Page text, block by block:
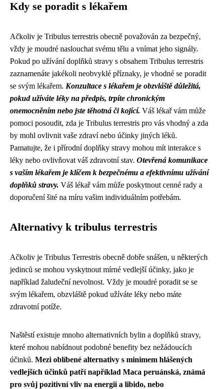
Kdy se poradit s lékařem
Ačkoliv je Tribulus terrestris obecně považován za bezpečný,
vždy je moudré naslouchat svému tělu a vnímat jeho signály.
Pokud po užívání doplňků stravy s obsahem Tribulus terrestris
zaznamenáte jakékoli neobvyklé příznaky, je vhodné se poradit
se svým lékařem. Konzultace s lékařem je obzvláště důležitá,
pokud užíváte léky na předpis, trpíte chronickým
onemocněním nebo jste těhotná či kojící. Váš lékař vám může
pomoci posoudit, zda je Tribulus terrestris pro vás vhodný a zda
by mohl ovlivnit vaše zdraví nebo účinky jiných léků.
Pamatujte, že i přírodní doplňky stravy mohou mít interakce s
léky nebo ovlivňovat váš zdravotní stav. Otevřená komunikace
s vaším lékařem je klíčem k bezpečnému a efektivnímu užívání
doplňků stravy. Váš lékař vám může poskytnout cenné rady a
doporučení šité na míru vašim individuálním potřebám.
Alternativy k tribulus terrestris
Ačkoliv je Tribulus Terrestris obecně dobře snášen, u některých
jedinců se mohou vyskytnout mírné vedlejší účinky, jako je
například žaludeční nevolnost. Vždy je moudré poradit se se
svým lékařem, obzvláště pokud užíváte léky nebo máte
zdravotní potíže.
Naštěstí existuje mnoho alternativních bylin a doplňků stravy,
které mohou nabídnout podobné benefity bez nežádoucích
účinků. Mezi oblíbené alternativy s minimem hlášených
vedlejších účinků patří například Maca peruánská, známá
pro svůj pozitivní vliv na energii a libido, nebo